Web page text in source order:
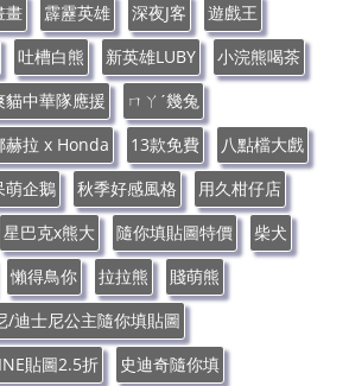
畫 霹靂英雄 深夜J客
遊戲王
吐槽白熊 新英雄LUBY
小浣熊喝茶
貓中華隊應援
ㄇㄚˊ幾兔
赫拉 x Honda 13款免費
八點檔大戲
萌企鵝 秋季好感風格
用久柑仔店
星巴克x熊大 隨你填貼圖特價
柴犬
懶得鳥你 拉拉熊
賤萌熊
/迪士尼公主隨你填貼圖
貼圖2.5折
史迪奇隨你填